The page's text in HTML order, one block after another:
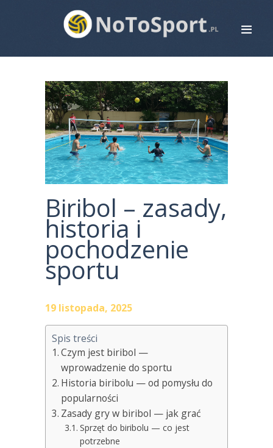
STRONA GŁÓWNA
ROWERY
BIEGANIE
PIŁKA NOŻNA
SIATKÓWKA
ZDROWIE
KONTAKTBiribol – zasady,
historia i
pochodzenie
sportu
19 listopada, 2025
Spis treści
Czym jest biribol —
wprowadzenie do sportu
Historia biribolu — od pomysłu do
popularności
Zasady gry w biribol — jak grać
Sprzęt do biribolu — co jest
potrzebne